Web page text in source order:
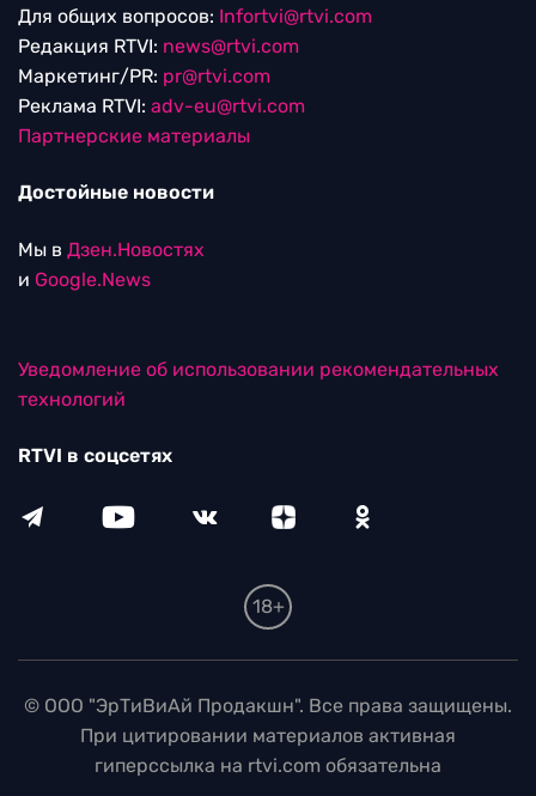
Для общих вопросов: Infortvi@rtvi.com
Редакция RTVI: news@rtvi.com
Маркетинг/PR: pr@rtvi.com
Реклама RTVI: adv-eu@rtvi.com
Партнерские материалы
Достойные новости
Мы в Дзен.Новостях
и Google.News
Уведомление об использовании рекомендательных
технологий
RTVI в соцсетях
18+
© ООО "ЭрТиВиАй Продакшн". Все права защищены.
При цитировании материалов активная
гиперссылка на rtvi.com обязательна